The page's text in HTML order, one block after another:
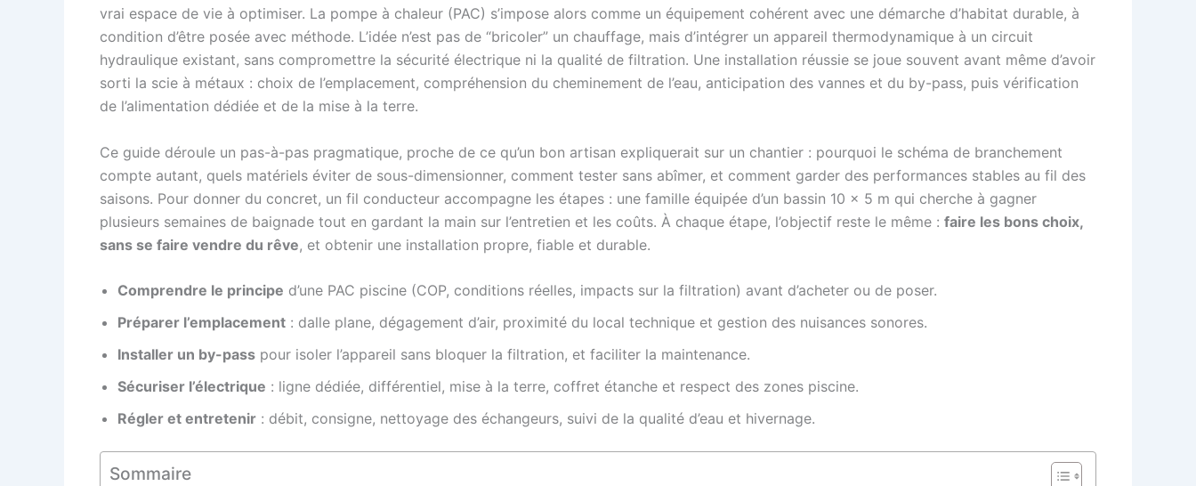
vrai espace de vie à optimiser. La pompe à chaleur (PAC) s’impose alors comme un équipement cohérent avec une démarche d’habitat durable, à
condition d’être posée avec méthode. L’idée n’est pas de “bricoler” un chauffage, mais d’intégrer un appareil thermodynamique à un circuit
hydraulique existant, sans compromettre la sécurité électrique ni la qualité de filtration. Une installation réussie se joue souvent avant même d’avoir
sorti la scie à métaux : choix de l’emplacement, compréhension du cheminement de l’eau, anticipation des vannes et du by-pass, puis vérification
de l’alimentation dédiée et de la mise à la terre.
Ce guide déroule un pas-à-pas pragmatique, proche de ce qu’un bon artisan expliquerait sur un chantier : pourquoi le schéma de branchement
compte autant, quels matériels éviter de sous-dimensionner, comment tester sans abîmer, et comment garder des performances stables au fil des
saisons. Pour donner du concret, un fil conducteur accompagne les étapes : une famille équipée d’un bassin 10 × 5 m qui cherche à gagner
plusieurs semaines de baignade tout en gardant la main sur l’entretien et les coûts. À chaque étape, l’objectif reste le même : faire les bons choix,
sans se faire vendre du rêve, et obtenir une installation propre, fiable et durable.
Comprendre le principe d’une PAC piscine (COP, conditions réelles, impacts sur la filtration) avant d’acheter ou de poser.
Préparer l’emplacement : dalle plane, dégagement d’air, proximité du local technique et gestion des nuisances sonores.
Installer un by-pass pour isoler l’appareil sans bloquer la filtration, et faciliter la maintenance.
Sécuriser l’électrique : ligne dédiée, différentiel, mise à la terre, coffret étanche et respect des zones piscine.
Régler et entretenir : débit, consigne, nettoyage des échangeurs, suivi de la qualité d’eau et hivernage.
Sommaire